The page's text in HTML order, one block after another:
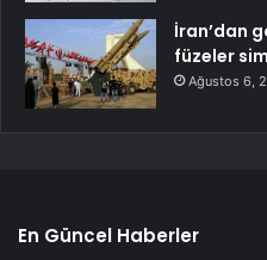
İran’dan
füzeler
Ağustos 6,
En Güncel Haberler